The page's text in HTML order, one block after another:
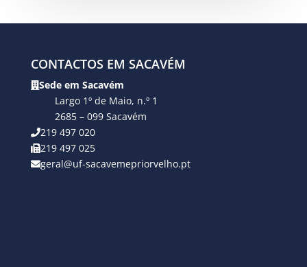
CONTACTOS EM SACAVÉM
Sede em Sacavém
Largo 1º de Maio, n.º 1
2685 – 099 Sacavém
219 497 020
219 497 025
geral@uf-sacavemepriorvelho.pt